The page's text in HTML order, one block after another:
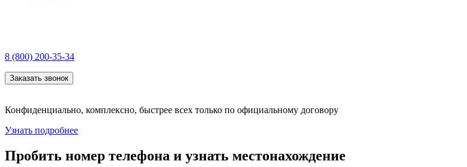
8 (800) 200-35-34
Заказать звонок
Конфиденциально, комплексно, быстрее всех только по официальному договору
Узнать подробнее
Пробить номер телефона и узнать местонахождение